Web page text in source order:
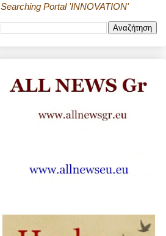
Searching Portal 'INNOVATION'